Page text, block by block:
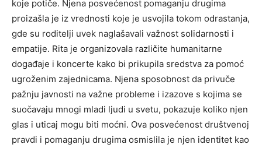
koje potiče. Njena posvećenost pomaganju drugima
proizašla je iz vrednosti koje je usvojila tokom odrastanja,
gde su roditelji uvek naglašavali važnost solidarnosti i
empatije. Rita je organizovala različite humanitarne
događaje i koncerte kako bi prikupila sredstva za pomoć
ugroženim zajednicama. Njena sposobnost da privuče
pažnju javnosti na važne probleme i izazove s kojima se
suočavaju mnogi mladi ljudi u svetu, pokazuje koliko njen
glas i uticaj mogu biti moćni. Ova posvećenost društvenoj
pravdi i pomaganju drugima osmislila je njen identitet kao